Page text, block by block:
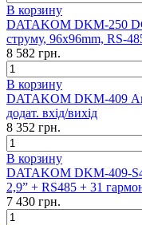
В корзину
DATAKOM DKM-250
струму, 96x96mm, RS-
8 582 грн.
В корзину
DATAKOM DKM-409
додат. вхід/вихід
8 352 грн.
В корзину
DATAKOM DKM-409-
2,9” + RS485 + 31
7 430 грн.